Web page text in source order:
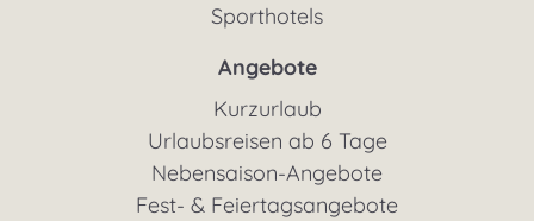
Sporthotels
Angebote
Kurzurlaub
Urlaubsreisen ab 6 Tage
Nebensaison-Angebote
Fest- & Feiertagsangebote